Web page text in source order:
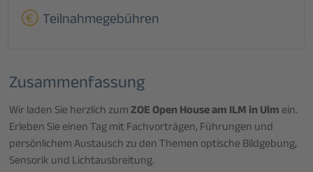
Teilnahmegebühren
Zusammenfassung
Wir laden Sie herzlich zumZOE Open House am ILM in Ulmein.
Erleben Sie einen Tag mit Fachvorträgen, Führungen und
persönlichem Austausch zu den Themen optische Bildgebung,
Sensorik und Lichtausbreitung.